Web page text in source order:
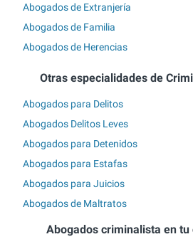
Abogados de Extranjería
Abogados de Familia
Abogados de Herencias
Otras especialidades de
Abogados para Delitos
Abogados Delitos Leves
Abogados para Detenidos
Abogados para Estafas
Abogados para Juicios
Abogados de Maltratos
Abogados criminalista en tu